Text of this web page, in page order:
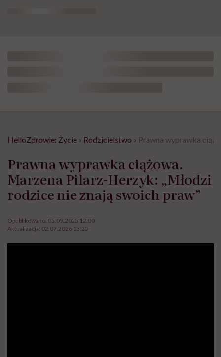
HelloZdrowie: Życie › Rodzicielstwo › Prawna wyprawka
Prawna wyprawka ciążowa.
Marzena Pilarz-Herzyk: „Młodzi
rodzice nie znają swoich praw”
Opublikowano: 05.09.2025 12:00
Aktualizacja: 02.07.2026 13:25